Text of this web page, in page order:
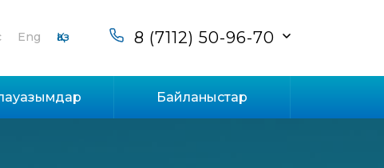
Eng Қаз 8 (7112) 50-96-70
Байланыстар